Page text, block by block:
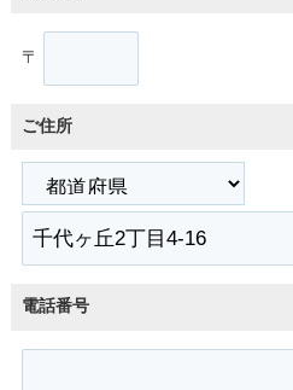
〒
ご住所
電話番号